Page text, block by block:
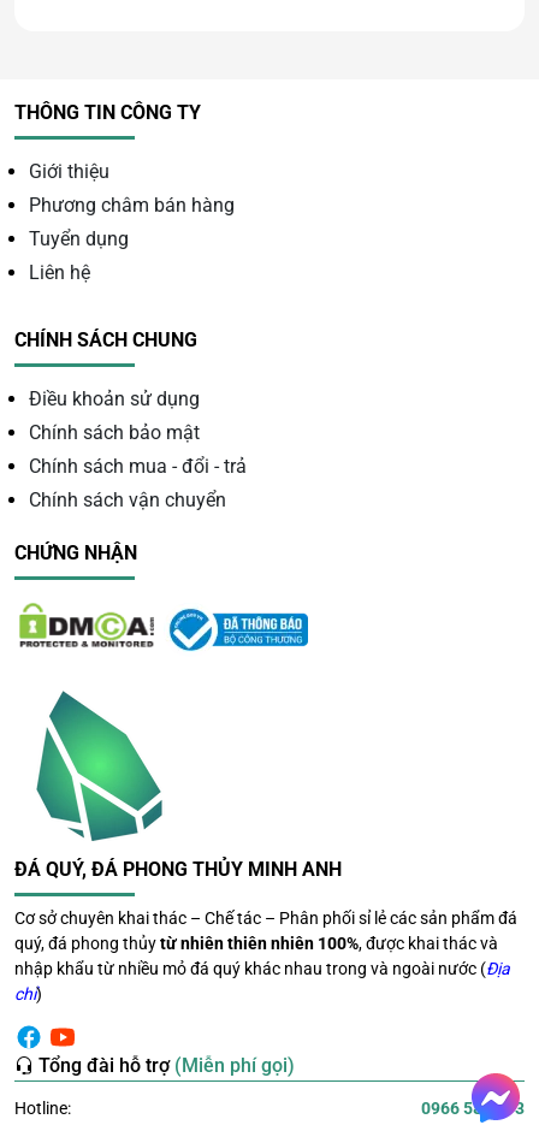
Phật Bà Quan Âm Ngọc Onyx Xanh Cao 50cm
Mệnh và năm sinh hợp
1980, 1981, 1988, 1989, 2002, 2003, 2010, 2011
1987, 1994, 1995, 2008, 2009
Mệnh kim: 1954, 1955, 1962, 1963, 1970, 1971, 1984,
Mệnh thủy
1982, 1983, 1996, 1997, 2004, 2005, 2012, 2013
Lợi ích hợp tuổi mang lại
Tuổi Tý: Mở rộng mối quan hệ, có nhiều cơ hội phát
triển bản thân, sự nghiệp thăng quan tiến chức.
Tuổi Dần
công việc và tạo cơ hội để bạn phát huy tiềm lực của
bản thân, giúp tinh thần bạn luôn thoải mái để có thể
giải quyết mọi khó khăn và trở ngại.
bình tĩnh để tìm cách giải quyết vấn đề. Tăng đường
nhân duyên, tạo cơ hội để gặp quý nhân.
Tuổi Mùi
: Khẳng định được năng lực bản thân, gây
THÔNG TIN CÔNG TY
Giới thiệu
Phương châm bán hàng
Tuyển dụng
Liên hệ
CHÍNH SÁCH CHUNG
Điều khoản sử dụng
Chính sách bảo mật
Chính sách mua - đổi - trả
Chính sách vận chuyển
CHỨNG NHẬN
ĐÁ QUÝ, ĐÁ PHONG THỦY MINH ANH
Cơ sở chuyên khai thác – Chế tác – Phân phối sỉ lẻ các sản phẩm đá
quý, đá phong thủytừ nhiên thiên nhiên 100%, được khai thác và
nhập khẩu từ nhiều mỏ đá quý khác nhau trong và ngoài nước (Địa
chỉ)
Tổng đài hỗ trợ (Miễn phí gọi)
Hotline: 0966 581 393